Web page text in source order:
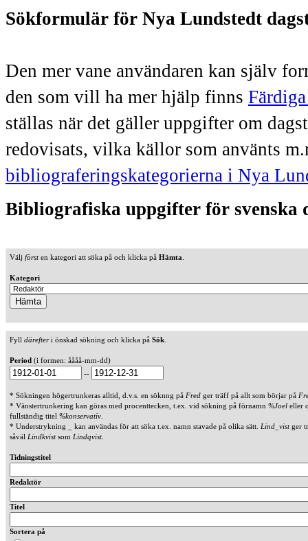
Sökformulär för Nya Lundstedt
Den mer vane användaren kan själv
den som vill ha mer hjälp finns
ställas när det gäller uppgifter om
redovisats, vilka källor som använts
bibliograferingskategorierna i Nya
Bibliografiska uppgifter för svenska
Välj försten kategori att söka på och klicka på Hämta
Kategori
Fyll därefteri önskad sökning och klicka på Sök
Period (i formen: åååå-mm-dd)
--
* Sökningen högertrunkeras alltid, d.v.s. en söknng på Fred ger träff på allt som börjar på
* Vänstertrunkering kan göras med procenttecken, t.ex. vid sökning på förnamn %Joel eller
fullständig titel %konservativ
* Understrykning _ kan användas för att söka t.ex. namn stavade på olika sätt. Lind_vistger
såväl Lindkvistsom Lindqvist.
Tidningstitel
Redaktör
Titel
Sortera på